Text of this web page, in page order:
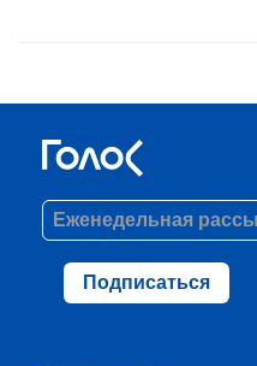
Подписаться